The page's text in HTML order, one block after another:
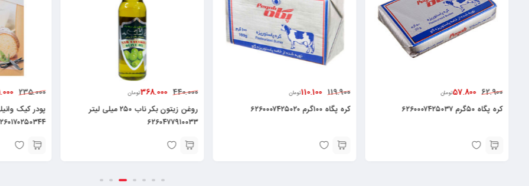
119.900
110.100
کره پگاه ۱۰۰گرم ۶۲۶۰۰۰۷۴۲۵۰۲۰
440.000
368.000
235.000
211.000
۶۲۶۰۱۷۰۲۵۰۳۴۴
پلاس